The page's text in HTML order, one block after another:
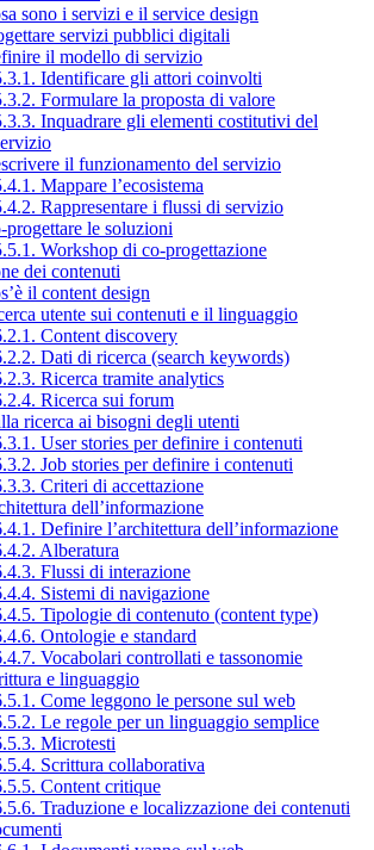
sono i servizi e il service design
servizi pubblici digitali
il modello di servizio
Identificare gli attori coinvolti
Formulare la proposta di valore
Inquadrare gli elementi costitutivi del
il funzionamento del servizio
Mappare l’ecosistema
Rappresentare i flussi di servizio
progettare le soluzioni
Workshop di co-progettazione
dei contenuti
il content design
utente sui contenuti e il linguaggio
Content discovery
Dati di ricerca (search keywords)
Ricerca tramite analytics
Ricerca sui forum
ricerca ai bisogni degli utenti
User stories per definire i contenuti
Job stories per definire i contenuti
Criteri di accettazione
dell’informazione
Definire l’architettura dell’informazione
Alberatura
Flussi di interazione
Sistemi di navigazione
Tipologie di contenuto (content type)
Ontologie e standard
Vocabolari controllati e tassonomie
e linguaggio
Come leggono le persone sul web
Le regole per un linguaggio semplice
Microtesti
Scrittura collaborativa
Content critique
Traduzione e localizzazione dei contenuti